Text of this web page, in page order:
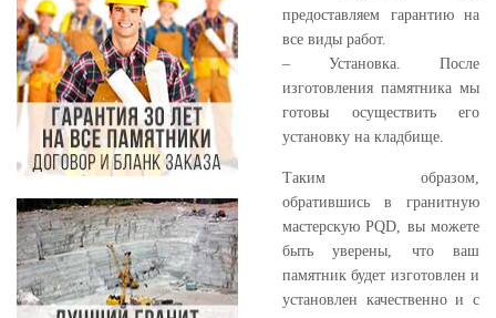
предоставляем гарантию на
все виды работ.
– Установка. После
изготовления памятника мы
готовы осуществить его
установку на кладбище.
Таким образом,
обратившись в гранитную
мастерскую PQD, вы можете
быть уверены, что ваш
памятник будет изготовлен и
установлен качественно и с